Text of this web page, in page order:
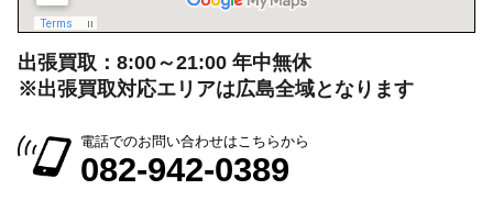
出張買取：8:00～21:00 年中無休
※出張買取対応エリアは広島全域となります
電話でのお問い合わせはこちらから
082-942-0389